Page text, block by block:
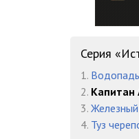
22 Кэтти
24 Кэтти
25 Кэтти
26 Кэтти
Серия
1.
2. Капитан
3.
4. Туз